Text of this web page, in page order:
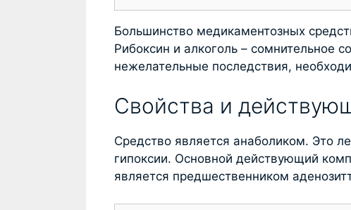
Большинство медикаментозных
Рибоксин и алкоголь – сомнительное
нежелательные последствия,
Свойства и
Средство является анаболиком. Это
гипоксии. Основной действующий
является предшественником